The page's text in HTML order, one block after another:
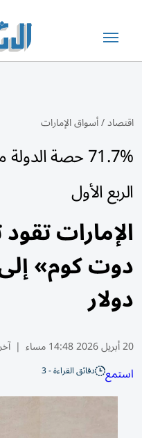
اقتصاد/أسواق الإمارات
71.7% حصة
الربع الأول
الإمارات
دولار
20 أبريل 2026 14:48 مساء |
استمع دقائق القراءة - 3